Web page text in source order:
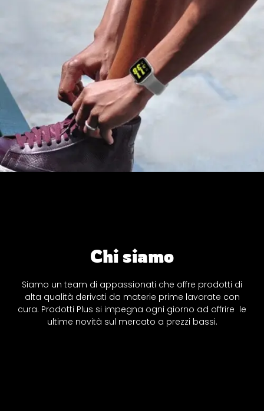
Chi siamo
Siamo un team di appassionati che offre prodotti di
alta qualità derivati da materie prime lavorate con
cura. Prodotti Plus si impegna ogni giorno ad offrire le
ultime novità sul mercato a prezzi bassi.